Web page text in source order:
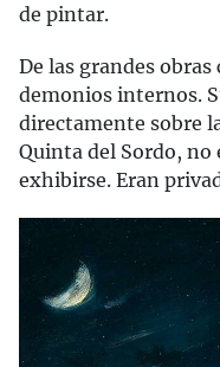
de pintar.
De las grandes obras
demonios internos.
directamente sobre
Quinta del Sordo, no
exhibirse. Eran